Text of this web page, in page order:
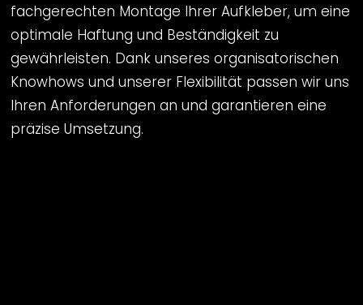
fachgerechten Montage Ihrer Aufkleber, um eine
optimale Haftung und Beständigkeit zu
gewährleisten. Dank unseres organisatorischen
Knowhows und unserer Flexibilität passen wir uns
Ihren Anforderungen an und garantieren eine
präzise Umsetzung.